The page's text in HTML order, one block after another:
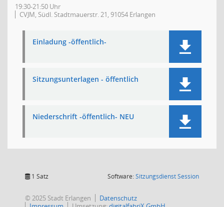
19:30-21:50 Uhr
CVJM, Südl. Stadtmauerstr. 21, 91054 Erlangen
Einladung -öffentlich-
Sitzungsunterlagen - öffentlich
Niederschrift -öffentlich- NEU
1 Satz Software:SitzungsdienstSession(Wird in
© 2025 Stadt Erlangen
Datenschutz